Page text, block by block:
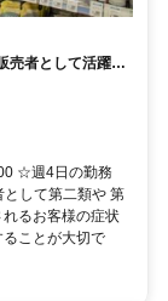
売者として活躍し
☆週4日の勤務
して第二類や 第
るお客様の症状
ことが大切で